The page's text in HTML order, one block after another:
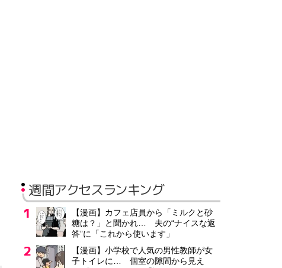
週間アクセスランキング
【漫画】カフェ店員から「ミルクと砂
糖は？」と聞かれ… 夫の“ナイスな返
答”に「これから使います」
【漫画】小学校で人気の男性教師が女
子トイレに… 個室の隙間から見え